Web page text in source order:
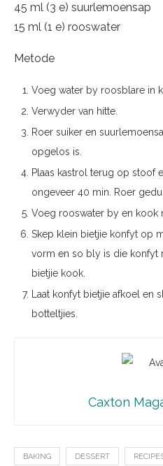
45 ml (3 e) suurlemoensap
15 ml (1 e) rooswater
Metode
Voeg water by roosblare in
Verwyder van hitte.
Roer suiker en
opgelos is.
Plaas kastrol terug op stoof
ongeveer 40 min. Roer
Voeg rooswater by en kook
Skep klein bietjie konfyt op
vorm en so bly is die konfyt
bietjie kook.
Laat konfyt bietjie afkoel en
botteltjies.
Caxton
BAKING DESSERT